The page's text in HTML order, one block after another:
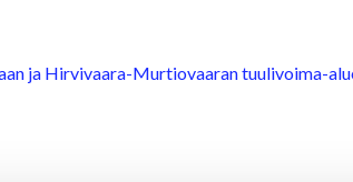
ja Hirvivaara-Murtiovaaran tuulivoima-